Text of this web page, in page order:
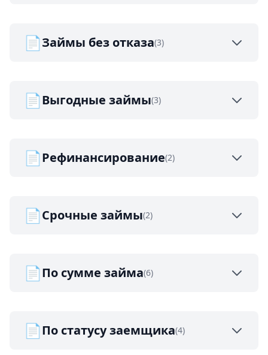
📄Займы без отказа(3)
📄Выгодные займы(3)
📄Рефинансирование(2)
📄Срочные займы(2)
📄По сумме займа(6)
📄По статусу заемщика(4)